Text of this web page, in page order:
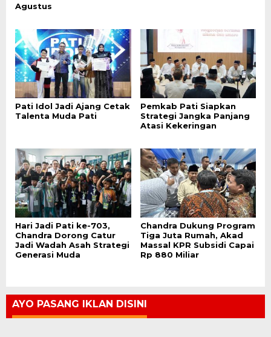
Agustus
Pati Idol Jadi Ajang Cetak
Talenta Muda Pati
Pemkab Pati Siapkan
Strategi Jangka Panjang
Atasi Kekeringan
Hari Jadi Pati ke-703,
Chandra Dorong Catur
Jadi Wadah Asah Strategi
Generasi Muda
Chandra Dukung Program
Tiga Juta Rumah, Akad
Massal KPR Subsidi Capai
Rp 880 Miliar
AYO PASANG IKLAN DISINI